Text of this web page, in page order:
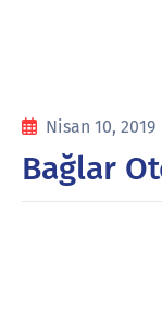
Nisan 10, 2019
Bağlar